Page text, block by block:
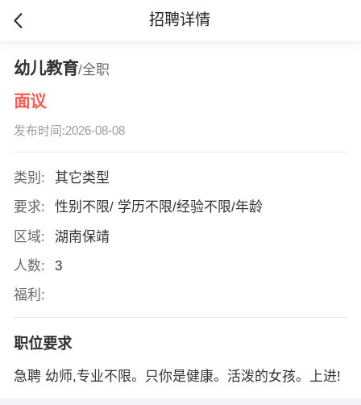
招聘详情
幼儿教育/全职
面议
发布时间:2026-08-08
类别:
其它类型
要求:
性别不限/ 学历不限/经验不限/年龄
区域:
湖南保靖
人数:
3
福利:
职位要求
急聘 幼师,专业不限。只你是健康。活泼的女孩。上进!